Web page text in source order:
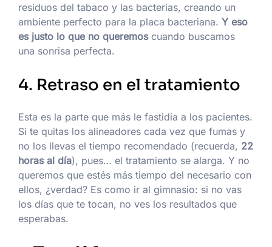
residuos del tabaco y las bacterias, creando un
ambiente perfecto para la placa bacteriana. Y eso
es justo lo que no queremoscuando buscamos
una sonrisa perfecta.
4. Retraso en el tratamiento
Esta es la parte que más le fastidia a los pacientes.
Si te quitas los alineadores cada vez que fumas y
no los llevas el tiempo recomendado (recuerda, 22
horas al día), pues… el tratamiento se alarga. Y no
queremos que estés más tiempo del necesario con
ellos, ¿verdad? Es como ir al gimnasio: si no vas
los días que te tocan, no ves los resultados que
esperabas.